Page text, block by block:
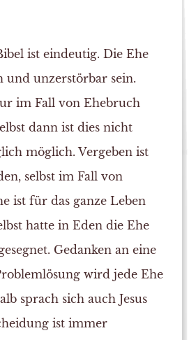
ist eindeutig. Die Ehe
und unzerstörbar sein.
im Fall von Ehebruch
dann ist dies nicht
möglich. Vergeben ist
selbst im Fall von
ist für das ganze Leben
hatte in Eden die Ehe
Gedanken an eine
wird jede Ehe
sprach sich auch Jesus
ist immer